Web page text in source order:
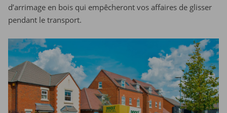
d’arrimage en bois qui empêcheront vos affaires de glisser
pendant le transport.